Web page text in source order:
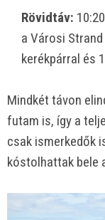
Rövidtáv:
a Városi
kerékpárral és
Mindkét távon
futam is, így a
csak ismerkedők
kóstolhattak bele